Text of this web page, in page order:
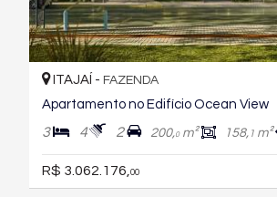
ITAJAÍ - FAZENDA
Apartamento no Edifício Ocean View
3 4 2 200,0m² 158, 1 m²
R$ 3.062.176, 00